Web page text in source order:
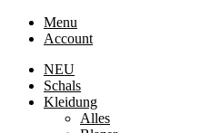
Menu
Account
NEU
Schals
Kleidung
Alles